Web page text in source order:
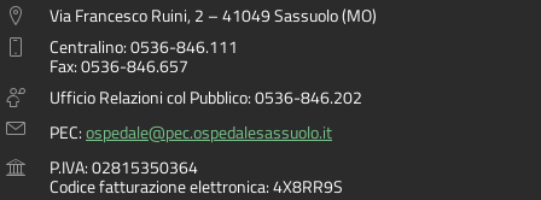
Via Francesco Ruini, 2 – 41049 Sassuolo (MO)
Centralino: 0536-846.111
Fax: 0536-846.657
Ufficio Relazioni col Pubblico: 0536-846.202
PEC:ospedale@pec.ospedalesassuolo.it
P.IVA: 02815350364
Codice fatturazione elettronica: 4X8RR9S